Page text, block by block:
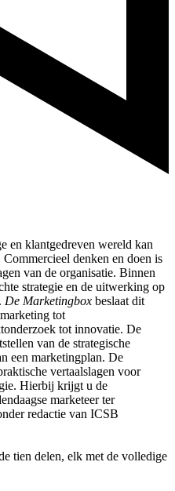
en klantgedreven wereld kan
denken en doen is
van de organisatie. Binnen
strategie en de uitwerking op
De Marketingbox beslaat dit
tot
tot innovatie. De
van de strategische
een marketingplan. De
vertaalslagen voor
Hierbij krijgt u de
marketeer ter
redactie van ICSB
tien delen, elk met de volledige